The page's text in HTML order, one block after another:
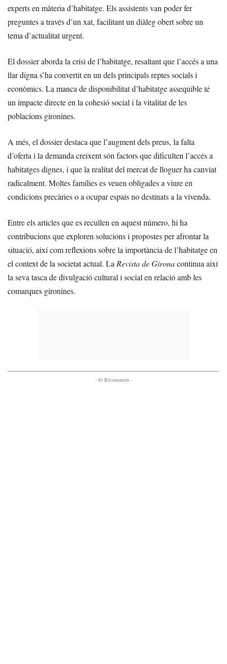
experts en màteria d’habitatge. Els assistents van poder fer
preguntes a través d’un xat, facilitant un diàleg obert sobre un
tema d’actualitat urgent.
El dossier aborda la crisi de l’habitatge, resaltant que l’accés a una
llar digna s’ha convertit en un dels principals reptes socials i
econòmics. La manca de disponibilitat d’habitatge assequible té
un impacte directe en la cohesió social i la vitalitat de les
poblacions gironines.
A més, el dossier destaca que l’augment dels preus, la falta
d’oferta i la demanda creixent són factors que dificulten l’accés a
habitatges dignes, i que la realitat del mercat de lloguer ha canviat
radicalment. Moltes famílies es veuen obligades a viure en
condicions precàries o a ocupar espais no destinats a la vivenda.
Entre els articles que es recullen en aquest número, hi ha
contribucions que exploren solucions i propostes per afrontar la
situació, així com reflexions sobre la importància de l’habitatge en
el context de la societat actual. La Revista de Gironacontinua així
la seva tasca de divulgació cultural i social en relació amb les
comarques gironines.
- Et Recomanem -